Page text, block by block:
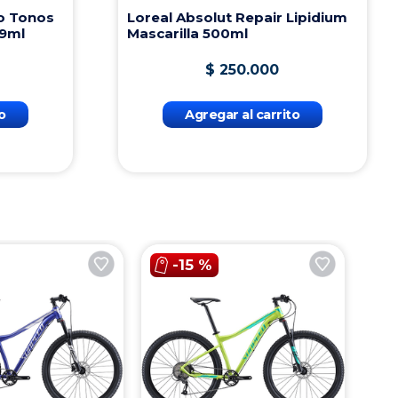
Tonos
Loreal Absolut Repair Lipidium
Mascarilla 500ml
$ 250.000
Agregar al carrito
-15 %